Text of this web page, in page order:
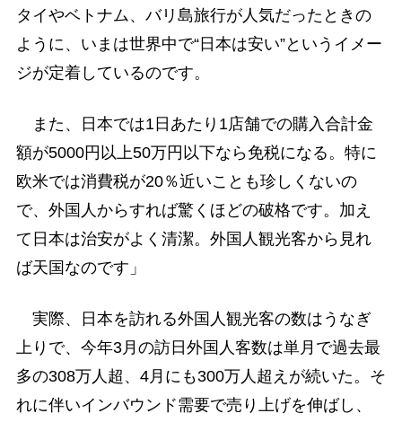
タイやベトナム、バリ島旅行が人気だったときの
ように、いまは世界中で“日本は安い”というイメー
ジが定着しているのです。
また、日本では1日あたり1店舗での購入合計金
額が5000円以上50万円以下なら免税になる。特に
欧米では消費税が20％近いことも珍しくないの
で、外国人からすれば驚くほどの破格です。加え
て日本は治安がよく清潔。外国人観光客から見れ
ば天国なのです」
実際、日本を訪れる外国人観光客の数はうなぎ
上りで、今年3月の訪日外国人客数は単月で過去最
多の308万人超、4月にも300万人超えが続いた。そ
れに伴いインバウンド需要で売り上げを伸ばし、